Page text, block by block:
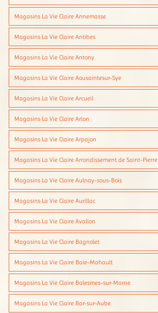
Magasins La Vie Claire Annemasse
Magasins La Vie Claire Antibes
Magasins La Vie Claire Antony
Magasins La Vie Claire Aousaintesur-Sye
Magasins La Vie Claire Arcueil
Magasins La Vie Claire Arlon
Magasins La Vie Claire Arpajon
Magasins La Vie Claire Arrondissement de Saint-Pierre
Magasins La Vie Claire Aulnay-sous-Bois
Magasins La Vie Claire Aurillac
Magasins La Vie Claire Avallon
Magasins La Vie Claire Bagnolet
Magasins La Vie Claire Baie-Mahault
Magasins La Vie Claire Balesmes-sur-Marne
Magasins La Vie Claire Bar-sur-Aube